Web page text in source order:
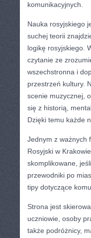
komunikacyjnych.
Nauka rosyjskiego
suchej teorii
logikę rosyjskiego.
czytanie ze
wszechstronna i
przestrzeń kultury.
scenie muzycznej,
się z historią,
Dzięki temu każde
Jednym z ważnych
Rosyjski w
skomplikowane,
przewodniki po
tipy dotyczące
Strona jest
uczniowie, osoby
także podróżnicy,